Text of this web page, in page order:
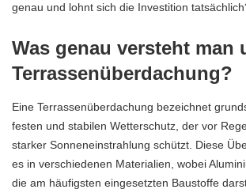
genau und lohnt sich die Investition
Was genau versteht man
Terrassenüberdachung?
Eine Terrassenüberdachung bezeichnet
festen und stabilen Wetterschutz, der vor
starker Sonneneinstrahlung schützt. Diese
es in verschiedenen Materialien, wobei
die am häufigsten eingesetzten Baustoffe